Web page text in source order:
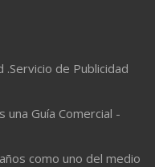
.Servicio de Publicidad
Guía Comercial -
como uno del medio